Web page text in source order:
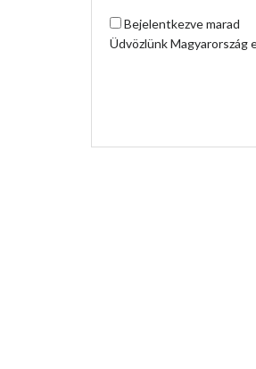
Bejelentkezve marad
Üdvözlünk Magyarország